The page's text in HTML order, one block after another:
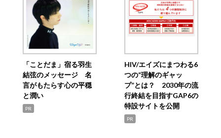
「ことだま」宿る羽生
結弦のメッセージ 名
言がもたらす心の平穏
と潤い
PR
HIV/エイズにまつわる6
つの“理解のギャッ
プ”とは？ 2030年の流
行終結を目指すGAP6の
特設サイトを公開
PR